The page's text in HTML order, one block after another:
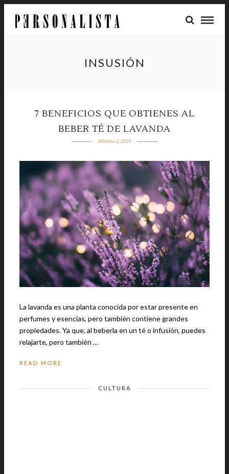
INSUSIÓN
7 BENEFICIOS QUE OBTIENES AL
BEBER TÉ DE LAVANDA
febrero 2, 2023
La lavanda es una planta conocida por estar presente en
perfumes y esencias, pero también contiene grandes
propiedades. Ya que, al beberla en un té o infusión, puedes
relajarte, pero también …
READ MORE
CULTURA